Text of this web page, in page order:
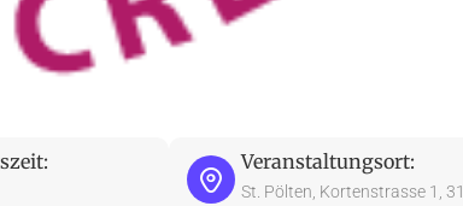
Veranstaltungsort:
St. Pölten, Kortenstrasse 1,